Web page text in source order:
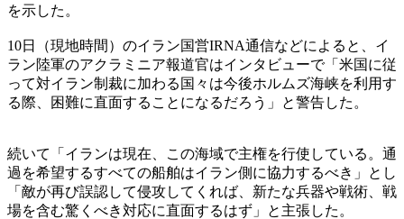
を示した。
10日（現地時間）のイラン国営IRNA通信などによると、イ
ラン陸軍のアクラミニア報道官はインタビューで「米国に従
って対イラン制裁に加わる国々は今後ホルムズ海峡を利用す
る際、困難に直面することになるだろう」と警告した。
続いて「イランは現在、この海域で主権を行使している。通
過を希望するすべての船舶はイラン側に協力するべき」とし
「敵が再び誤認して侵攻してくれば、新たな兵器や戦術、戦
場を含む驚くべき対応に直面するはず」と主張した。